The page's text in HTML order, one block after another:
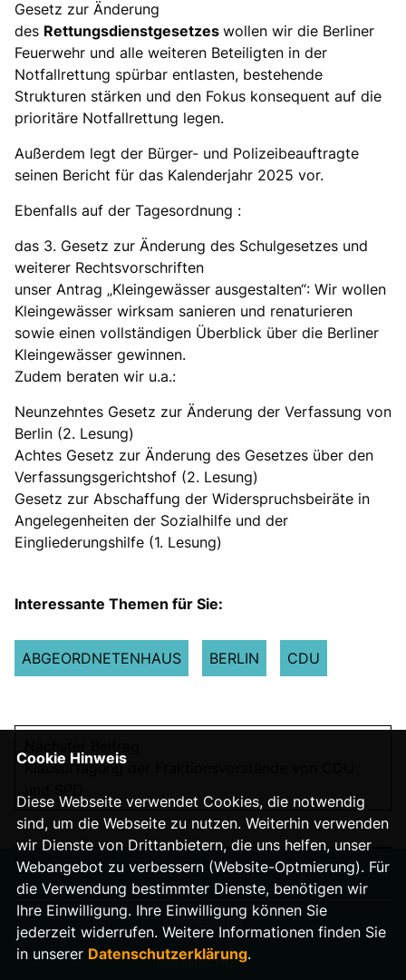
Gesetz zur Änderung
des Rettungsdienstgesetzes wollen wir die Berliner
Feuerwehr und alle weiteren Beteiligten in der
Notfallrettung spürbar entlasten, bestehende
Strukturen stärken und den Fokus konsequent auf die
prioritäre Notfallrettung legen.
Außerdem legt der Bürger- und Polizeibeauftragte
seinen Bericht für das Kalenderjahr 2025 vor.
Ebenfalls auf der Tagesordnung :
das 3. Gesetz zur Änderung des Schulgesetzes und
weiterer Rechtsvorschriften
unser Antrag „Kleingewässer ausgestalten“: Wir wollen
Kleingewässer wirksam sanieren und renaturieren
sowie einen vollständigen Überblick über die Berliner
Kleingewässer gewinnen.
Zudem beraten wir u.a.:
Neunzehntes Gesetz zur Änderung der Verfassung von
Berlin (2. Lesung)
Achtes Gesetz zur Änderung des Gesetzes über den
Verfassungsgerichtshof (2. Lesung)
Gesetz zur Abschaffung der Widerspruchsbeiräte in
Angelegenheiten der Sozialhilfe und der
Eingliederungshilfe (1. Lesung)
Interessante Themen für Sie:
ABGEORDNETENHAUS BERLIN CDU
Klausurtagung der Fraktionsvorstände von CDU
IMPRESSUM
DATENSCHUTZ
Cookie Hinweis
Diese Webseite verwendet Cookies, die notwendig
sind, um die Webseite zu nutzen. Weiterhin verwenden
wir Dienste von Drittanbietern, die uns helfen, unser
Webangebot zu verbessern (Website-Optmierung). Für
die Verwendung bestimmter Dienste, benötigen wir
Ihre Einwilligung. Ihre Einwilligung können Sie
jederzeit widerrufen. Weitere Informationen finden Sie
in unserer Datenschutzerklärung.